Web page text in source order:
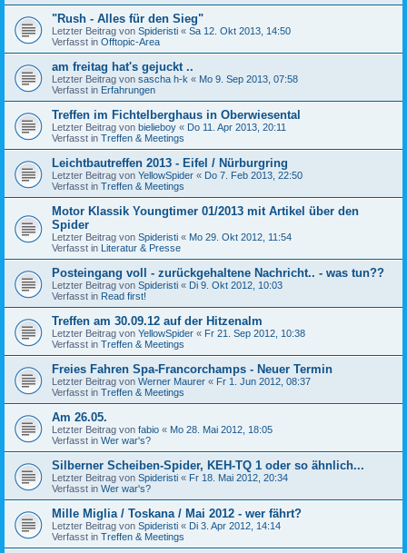
"Rush - Alles für den Sieg"
Letzter Beitrag von Spideristi « Sa 12. Okt 2013, 14:50
Verfasst in Offtopic-Area
am freitag hat's gejuckt ..
Letzter Beitrag von sascha h-k « Mo 9. Sep 2013, 07:58
Verfasst in Erfahrungen
Treffen im Fichtelberghaus in Oberwiesental
Letzter Beitrag von bielieboy « Do 11. Apr 2013, 20:11
Verfasst in Treffen & Meetings
Leichtbautreffen 2013 - Eifel / Nürburgring
Letzter Beitrag von YellowSpider « Do 7. Feb 2013, 22:50
Verfasst in Treffen & Meetings
Motor Klassik Youngtimer 01/2013 mit Artikel über den
Spider
Letzter Beitrag von Spideristi « Mo 29. Okt 2012, 11:54
Verfasst in Literatur & Presse
Posteingang voll - zurückgehaltene Nachricht.. - was tun??
Letzter Beitrag von Spideristi « Di 9. Okt 2012, 10:03
Verfasst in Read first!
Treffen am 30.09.12 auf der Hitzenalm
Letzter Beitrag von YellowSpider « Fr 21. Sep 2012, 10:38
Verfasst in Treffen & Meetings
Freies Fahren Spa-Francorchamps - Neuer Termin
Letzter Beitrag von Werner Maurer « Fr 1. Jun 2012, 08:37
Verfasst in Treffen & Meetings
Am 26.05.
Letzter Beitrag von fabio « Mo 28. Mai 2012, 18:05
Verfasst in Wer war's?
Silberner Scheiben-Spider, KEH-TQ 1 oder so ähnlich...
Letzter Beitrag von Spideristi « Fr 18. Mai 2012, 20:34
Verfasst in Wer war's?
Mille Miglia / Toskana / Mai 2012 - wer fährt?
Letzter Beitrag von Spideristi « Di 3. Apr 2012, 14:14
Verfasst in Treffen & Meetings